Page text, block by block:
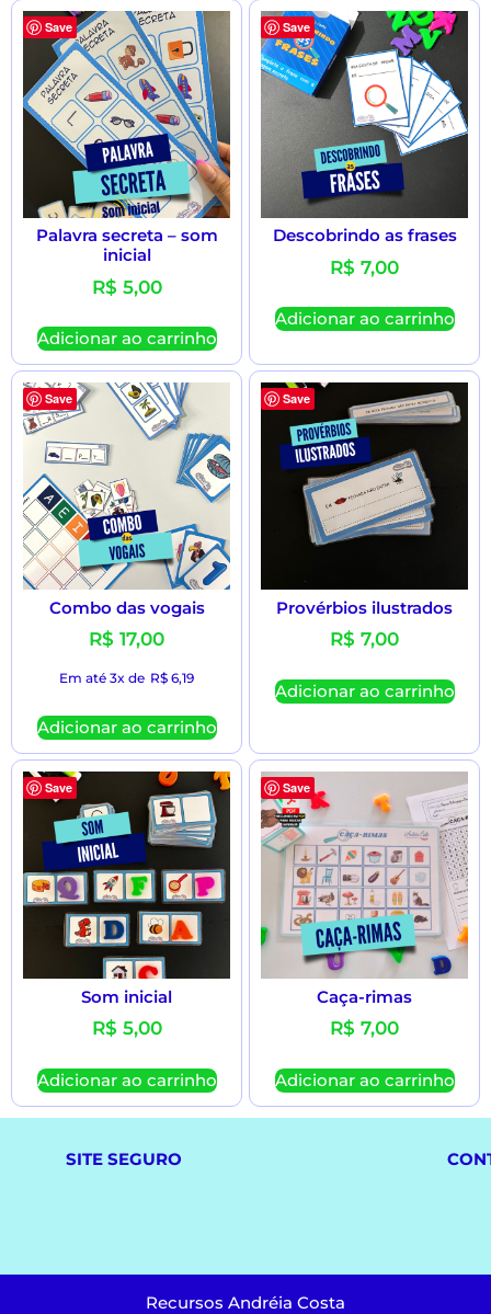
Save
Palavra secreta – som
inicial
R$ 5,00
Adicionar ao carrinho
Save
Descobrindo as frases
R$ 7,00
Adicionar ao carrinho
Save
Combo das vogais
R$ 17,00
Em até 3x de R$ 6,19
Adicionar ao carrinho
Save
Provérbios ilustrados
R$ 7,00
Adicionar ao carrinho
Save
Som inicial
R$ 5,00
Adicionar ao carrinho
Save
Caça-rimas
R$ 7,00
Adicionar ao carrinho
SITE SEGURO
Recursos Andréia Costa